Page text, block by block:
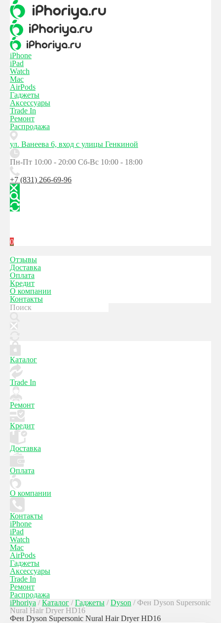
iPhone
iPad
Watch
Mac
AirPods
Гаджеты
Аксессуары
Trade In
Ремонт
Распродажа
ул. Ванеева 6, вход с улицы Генкиной
Пн-Пт 10:00 - 20:00 Сб-Вс 10:00 - 18:00
+7 (831) 266-69-96
0
Отзывы
Доставка
Оплата
Кредит
О компании
Контакты
Каталог
Trade In
Ремонт
Кредит
Доставка
Оплата
О компании
Контакты
iPhone
iPad
Watch
Mac
AirPods
Гаджеты
Аксессуары
Trade In
Ремонт
Распродажа
iPhoriya / Каталог / Гаджеты / Dyson / Фен Dyson Supersonic
Nural Hair Dryer HD16
Фен Dyson Supersonic Nural Hair Dryer HD16